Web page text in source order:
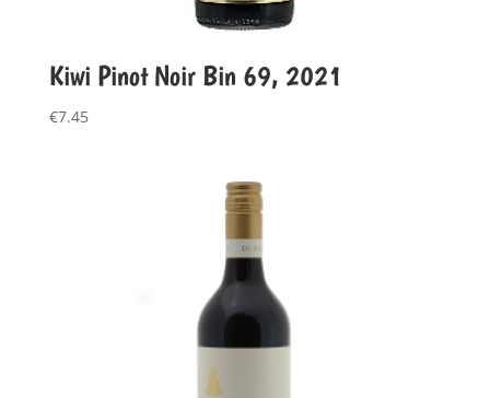
Kiwi Pinot Noir Bin 69, 2021
€7.45